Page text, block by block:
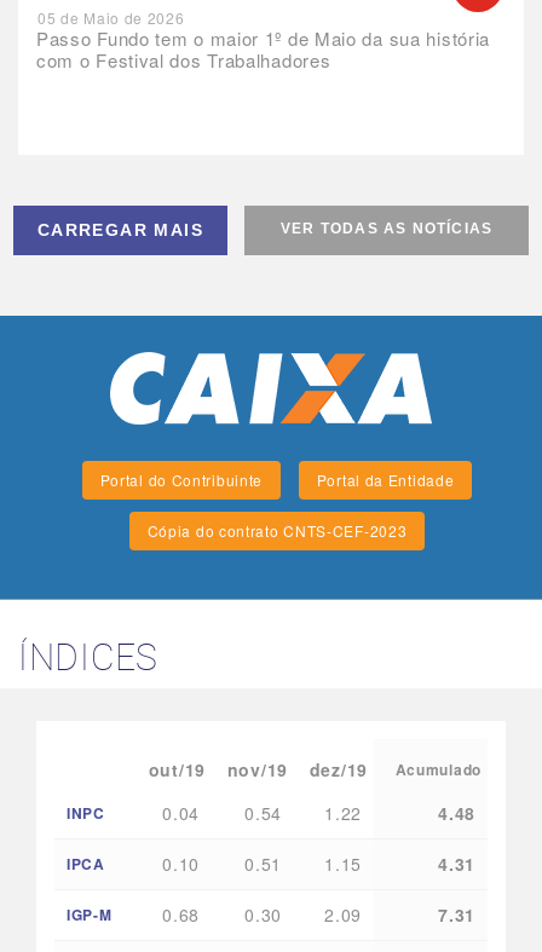
Passo Fundo tem o maior 1º de Maio da sua história
com o Festival dos Trabalhadores
05 de Maio de 2026
CARREGAR MAIS VER TODAS AS NOTÍCIAS
Portal do Contribuinte Portal da Entidade
Cópia do contrato CNTS-CEF-2023
ÍNDICES
out/19 nov/19 dez/19
Acumulado
INPC
0.04 0.54 1.22 4.48
IPCA 0.10 0.51 1.15 4.31
IGP-M 0.68 0.30 2.09 7.31